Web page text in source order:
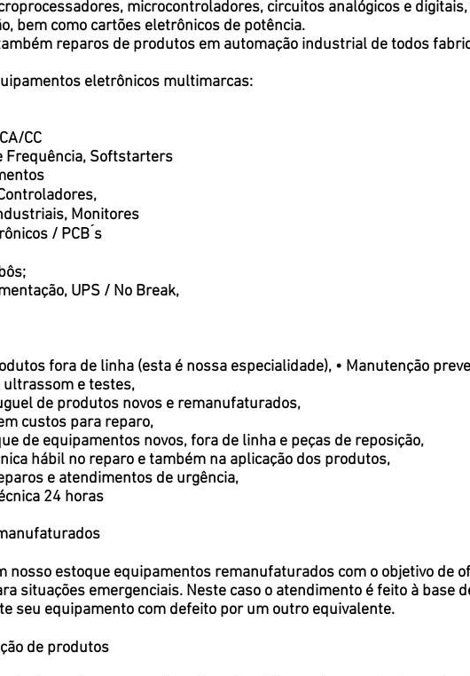
microcontroladores, circuitos analógicos e
bem como cartões eletrônicos de potência.
reparos de produtos em automação industrial de todos
eletrônicos multimarcas:
CC
Frequência, Softstarters
Monitores
/ PCB ́s
UPS / No Break,
fora de linha (esta é nossa especialidade), • Manutenção
ultrassom e testes,
de produtos novos e remanufaturados,
custos para reparo,
de equipamentos novos, fora de linha e peças de reposição,
hábil no reparo e também na aplicação dos produtos,
e atendimentos de urgência,
24 horas
nosso estoque equipamentos remanufaturados com o objetivo de
situações emergenciais. Neste caso o atendimento é feito à base
seu equipamento com defeito por um outro equivalente.
de produtos